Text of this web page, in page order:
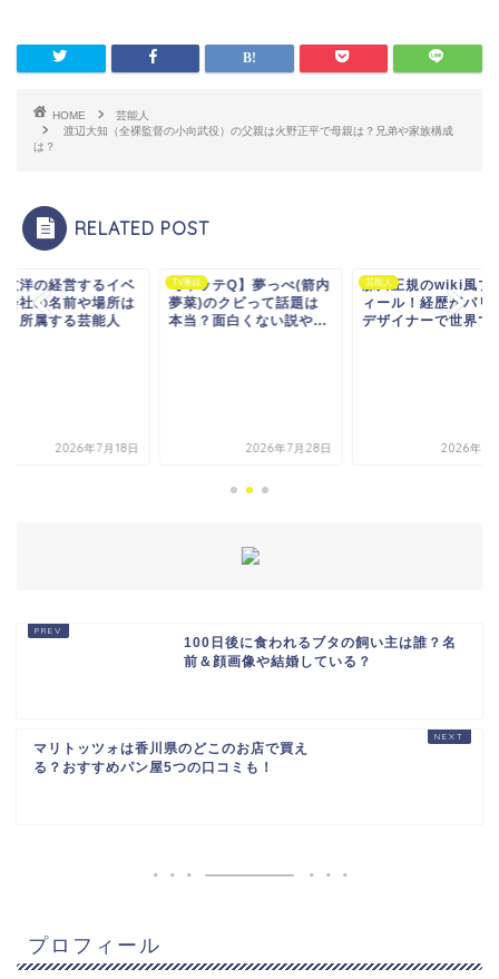
HOME
芸能人
渡辺大知（全裸監督の小向武役）の父親は火野正平で母親は？兄弟や家族構成
は？
RELATED POST
友洋の経営するイベ
会社の名前や場所は
？所属する芸能人
2026年7月18日
TV番組
【イッテQ】夢っぺ(箭内
夢菜)のクビって話題は
本当？面白くない説や...
2026年7月28日
芸能人
森川正規のwiki風プ
ィール！経歴がパリ
デザイナーで世界で
2026年7
100日後に食われるブタの飼い主は誰？名
前＆顔画像や結婚している？
マリトッツォは香川県のどこのお店で買え
る？おすすめパン屋5つの口コミも！
プロフィール